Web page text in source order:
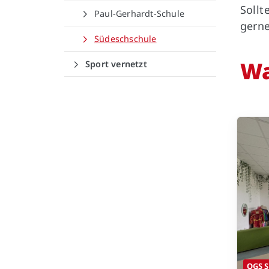
OGS
Paul-Gerhardt-Schule
Südeschschule
Sport vernetzt
Impressum|Datenschutz